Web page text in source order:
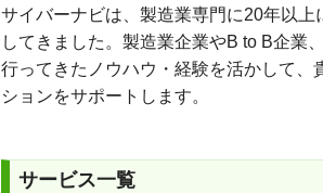
サイバーナビは、製造業専門に20年以
してきました。製造業企業やB to B企業
行ってきたノウハウ・経験を活かして、
ションをサポートします。
サービス一覧